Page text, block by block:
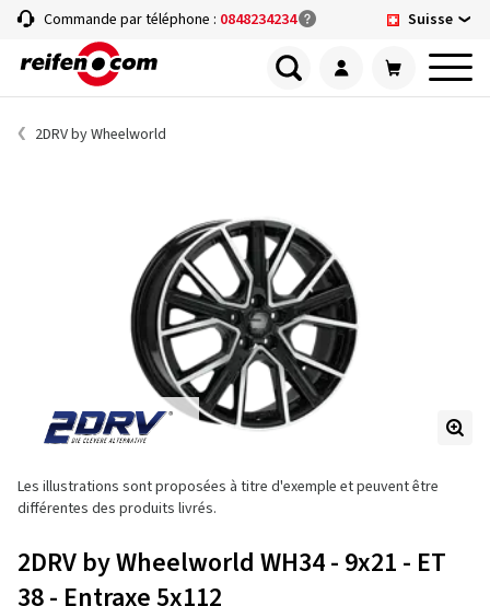
Commande par téléphone : 0848234234 Suisse
2DRV by Wheelworld
Les illustrations sont proposées à titre d'exemple et peuvent être
différentes des produits livrés.
2DRV by Wheelworld WH34 - 9x21 - ET
38 - Entraxe 5x112